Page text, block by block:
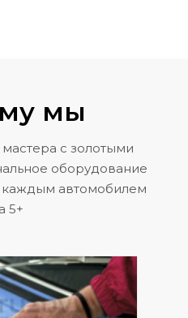
мы
с золотыми
оборудование
каждым автомобилем
5+